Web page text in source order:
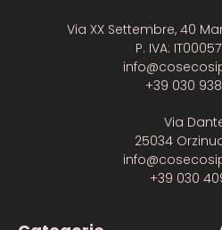
Via XX Settembre, 40
P. IVA:
+39 030
Via
25034
+39 030